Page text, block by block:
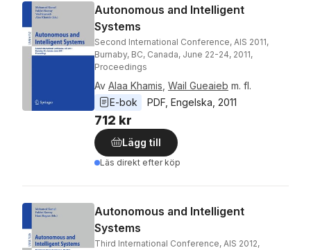
Autonomous and Intelligent
Systems
Second International Conference, AIS 2011,
Burnaby, BC, Canada, June 22-24, 2011,
Proceedings
Av Alaa Khamis Wail Gueaieb m. fl.
E-bok
PDF Engelska 2011
712 kr
Lägg till
Läs direkt efter köp
Autonomous and Intelligent
Systems
Third International Conference, AIS 2012,